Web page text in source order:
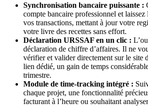
Synchronisation bancaire puissante :
compte bancaire professionnel et laissez
vos transactions, mettant à jour votre
votre livre des recettes sans effort.
Déclaration URSSAF en un clic :
déclaration de chiffre d’affaires. Il ne
vérifier et valider directement sur le site
lien dédié, un gain de temps
trimestre.
Module de time-tracking intégré :
chaque projet, une fonctionnalité
facturant à l’heure ou souhaitant